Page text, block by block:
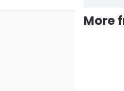
More